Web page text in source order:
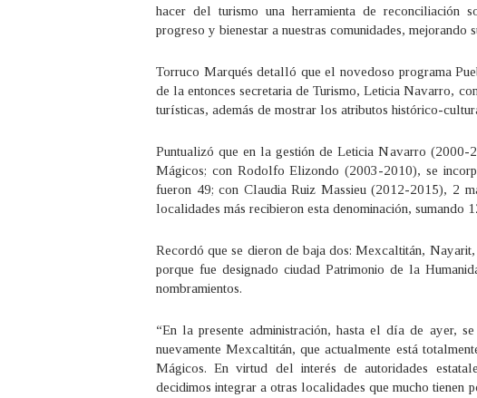
hacer del turismo una herramienta de reconciliación
progreso y bienestar a nuestras comunidades, mejorando
Torruco Marqués detalló que el novedoso programa
de la entonces secretaria de Turismo, Leticia Navarro,
turísticas, además de mostrar los atributos histórico-
Puntualizó que en la gestión de Leticia Navarro (2000-
Mágicos; con Rodolfo Elizondo (2003-2010), se
fueron 49; con Claudia Ruiz Massieu (2012-2015), 2
localidades más recibieron esta denominación, sumando
Recordó que se dieron de baja dos: Mexcaltitán,
porque fue designado ciudad Patrimonio de la
nombramientos.
“En la presente administración, hasta el día de ayer,
nuevamente Mexcaltitán, que actualmente está
Mágicos. En virtud del interés de autoridades
decidimos integrar a otras localidades que mucho tienen